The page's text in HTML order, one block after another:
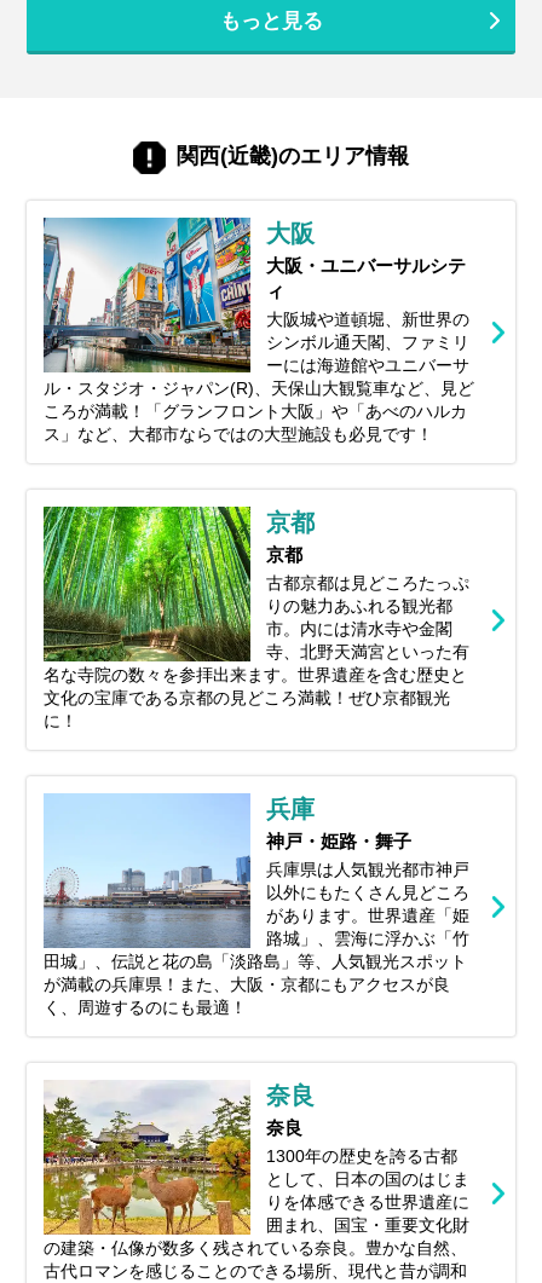
阪。 活気あふれる“コテコテ”のなにわ文化
はもちろん、近年はキタ（梅田）エリアを
然豊かな北摂・泉州エリアなど、多彩な魅
力に出会えるのも大阪ならでは。 この記事
観光地まで、大阪の魅力をたっぷり楽しめ
るおすすめスポットを厳選してご紹介しま
す。 グルメ、絶景、エンタメ、ショッピン
グ――あなたにぴったりの“大阪旅”がきっ
と見つかるはずです。
もっと見る
関西(近畿)のエリア情報
大阪
大阪・ユニバーサルシテ
ィ
大阪城や道頓堀、新世界の
シンボル通天閣、ファミリ
ーには海遊館やユニバーサ
ル・スタジオ・ジャパン(R)、天保山大観覧車など、見ど
ころが満載！「グランフロント大阪」や「あべのハルカ
ス」など、大都市ならではの大型施設も必見です！
京都
京都
古都京都は見どころたっぷ
りの魅力あふれる観光都
市。内には清水寺や金閣
寺、北野天満宮といった有
名な寺院の数々を参拝出来ます。世界遺産を含む歴史と
文化の宝庫である京都の見どころ満載！ぜひ京都観光
に！
兵庫
神戸・姫路・舞子
兵庫県は人気観光都市神戸
以外にもたくさん見どころ
があります。世界遺産「姫
路城」、雲海に浮かぶ「竹
田城」、伝説と花の島「淡路島」等、人気観光スポット
が満載の兵庫県！また、大阪・京都にもアクセスが良
く、周遊するのにも最適！
奈良
奈良
1300年の歴史を誇る古都
として、日本の国のはじま
りを体感できる世界遺産に
囲まれ、国宝・重要文化財
の建築・仏像が数多く残されている奈良。豊かな自然、
古代ロマンを感じることのできる場所、現代と昔が調和